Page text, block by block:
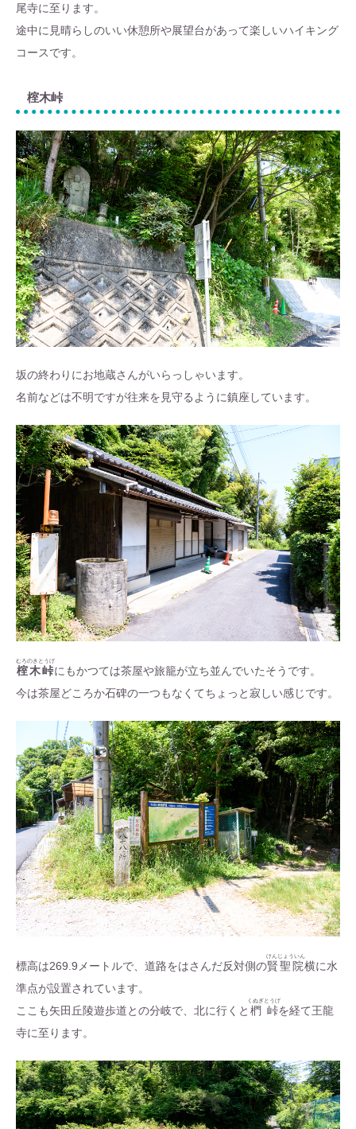
尾寺に至ります。
途中に見晴らしのいい休憩所や展望台があって楽しいハイキング
コースです。
榁木峠
坂の終わりにお地蔵さんがいらっしゃいます。
名前などは不明ですが往来を見守るように鎮座しています。
榁木峠
むろのきとうげ
にもかつては茶屋や旅籠が立ち並んでいたそうです。
今は茶屋どころか石碑の一つもなくてちょっと寂しい感じです。
標高は269.9メートルで、道路をはさんだ反対側の賢聖院
けんじょういん
横に水
準点が設置されています。
ここも矢田丘陵遊歩道との分岐で、北に行くと 椚峠
くぬぎとうげ
を経て王龍
寺に至ります。